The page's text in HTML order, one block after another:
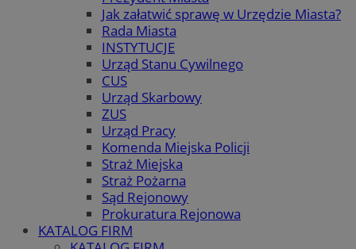
Jak załatwić sprawę w Urzędzie Miasta?
Rada Miasta
INSTYTUCJE
Urząd Stanu Cywilnego
CUS
Urząd Skarbowy
ZUS
Urząd Pracy
Komenda Miejska Policji
Straż Miejska
Straż Pożarna
Sąd Rejonowy
Prokuratura Rejonowa
KATALOG FIRM